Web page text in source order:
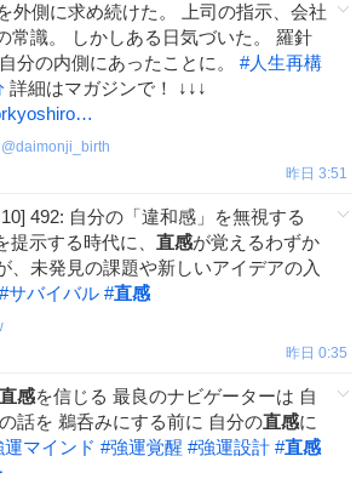
外側に求め続けた。 上司の指示、会社
常識。 しかしある日気づいた。 羅針
分の内側にあったことに。 #人生再構
詳細はマガジンで！ ↓↓↓
@daimonji_birth
昨日 3:51
492: 自分の「違和感」を無視する
提示する時代に、 直感が覚えるわずか
、未発見の課題や新しいアイデアの入
#サバイバル #直感
昨日 0:35
直感を信じる 最良のナビゲーターは 自
話を 鵜呑みにする前に 自分の直感に
運マインド #強運覚醒 #強運設計 #直感